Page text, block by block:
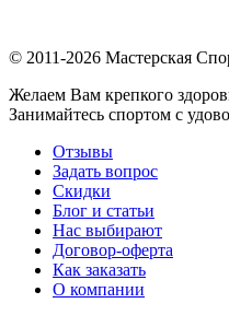
© 2011-2026 Мастерская
Желаем Вам крепкого
Занимайтесь спортом с
Отзывы
Задать вопрос
Скидки
Блог и статьи
Нас выбирают
Договор-оферта
Как заказать
О компании